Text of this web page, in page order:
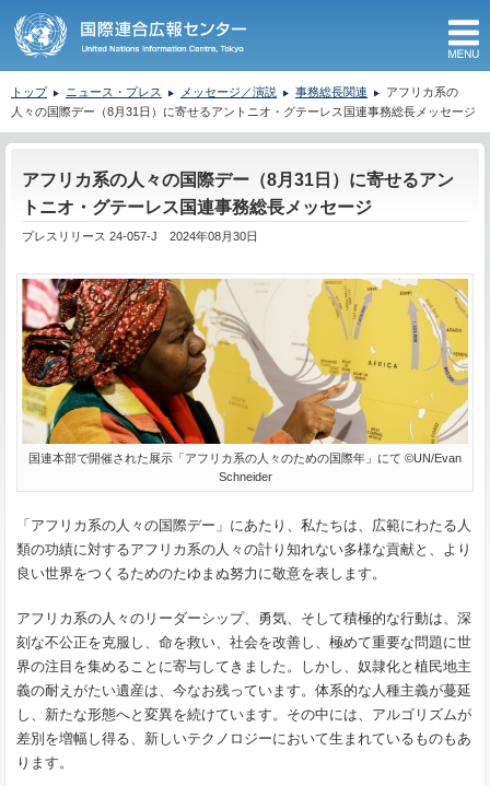
トップ ニュース・プレス メッセージ／演説 事務総長関連
アフリカ系の
人々の国際デー（8月31日）に寄せるアントニオ・グテーレス国連事務総長メッセージ
アフリカ系の人々の国際デー（8月31日）に寄せるアン
トニオ・グテーレス国連事務総長メッセージ
プレスリリース 24-057-J 2024年08月30日
国連本部で開催された展示「アフリカ系の人々のための国際年」にて ©UN/Evan
Schneider
「アフリカ系の人々の国際デー」にあたり、私たちは、広範にわたる人
類の功績に対するアフリカ系の人々の計り知れない多様な貢献と、より
良い世界をつくるためのたゆまぬ努力に敬意を表します。
アフリカ系の人々のリーダーシップ、勇気、そして積極的な行動は、深
刻な不公正を克服し、命を救い、社会を改善し、極めて重要な問題に世
界の注目を集めることに寄与してきました。しかし、奴隷化と植民地主
義の耐えがたい遺産は、今なお残っています。体系的な人種主義が蔓延
し、新たな形態へと変異を続けています。その中には、アルゴリズムが
差別を増幅し得る、新しいテクノロジーにおいて生まれているものもあ
ります。